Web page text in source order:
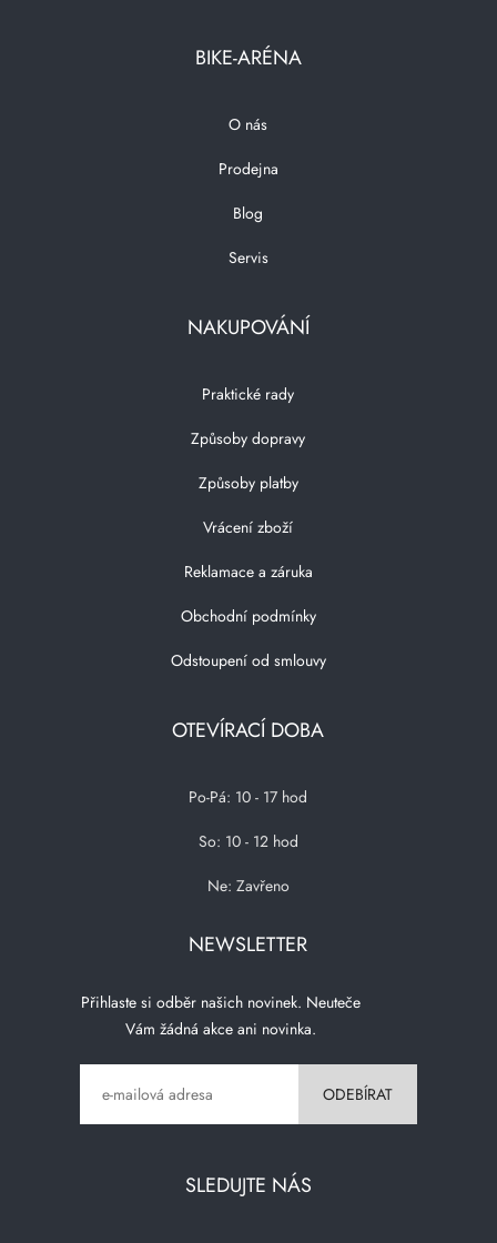
BIKE-ARÉNA
O nás
Prodejna
Blog
Servis
NAKUPOVÁNÍ
Praktické rady
Způsoby dopravy
Způsoby platby
Vrácení zboží
Reklamace a záruka
Obchodní podmínky
Odstoupení od smlouvy
OTEVÍRACÍ DOBA
Po-Pá: 10 - 17 hod
So: 10 - 12 hod
Ne: Zavřeno
NEWSLETTER
Přihlaste si odběr našich novinek. Neuteče
Vám žádná akce ani novinka.
SLEDUJTE NÁS